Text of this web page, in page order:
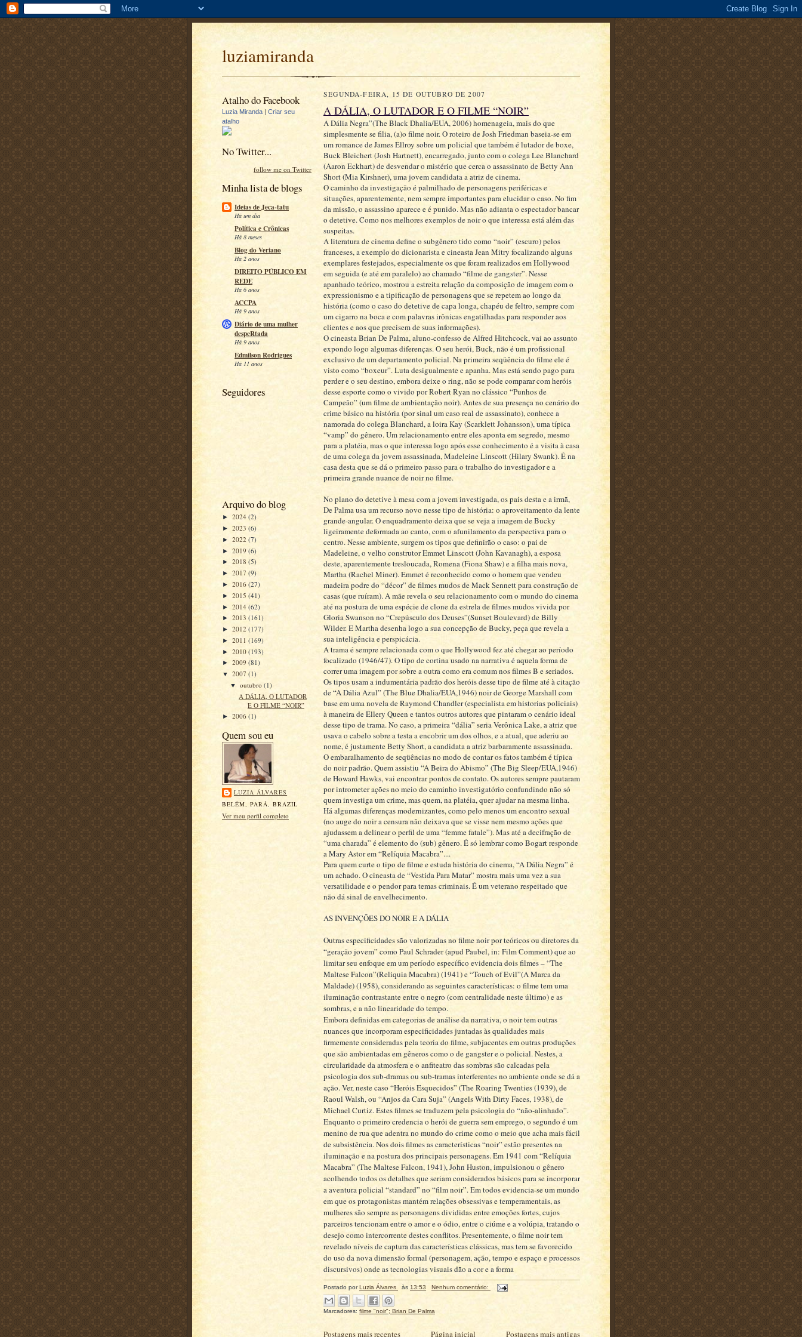
luziamiranda
Atalho do Facebook
Luzia Miranda | Criar seu
atalho
No Twitter...
follow me on Twitter
Minha lista de blogs
Ideias de Jeca-tatu
Há um dia
Política e Crônicas
Há 8 meses
Blog do Veriano
Há 2 anos
DIREITO PÚBLICO EM
REDE
Há 6 anos
ACCPA
Há 9 anos
Diário de uma mulher
despeRtada
Há 9 anos
Edmilson Rodrigues
Há 11 anos
Seguidores
Arquivo do blog
► 2024 (2)
► 2023 (6)
► 2022 (7)
► 2019 (6)
► 2018 (5)
► 2017 (9)
► 2016 (27)
► 2015 (41)
► 2014 (62)
► 2013 (161)
► 2012 (177)
► 2011 (169)
► 2010 (193)
► 2009 (81)
▼ 2007 (1)
▼outubro(1)
A DÁLIA, O LUTADOR
E O FILME “NOIR”
► 2006 (1)
Quem sou eu
LUZIA ÁLVARES
BELÉM, PARÁ, BRAZIL
Ver meu perfil completo
SEGUNDA-FEIRA, 15 DE OUTUBRO DE 2007
A DÁLIA, O LUTADOR E O FILME “NOIR”
A Dália Negra”(The Black Dhalia/EUA, 2006) homenageia, mais do que
simplesmente se filia, (a)o filme noir. O roteiro de Josh Friedman baseia-se em
um romance de James Ellroy sobre um policial que também é lutador de boxe,
Buck Bleichert (Josh Hartnett), encarregado, junto com o colega Lee Blanchard
(Aaron Eckhart) de desvendar o mistério que cerca o assassinato de Betty Ann
Short (Mia Kirshner), uma jovem candidata a atriz de cinema.
O caminho da investigação é palmilhado de personagens periféricas e
situações, aparentemente, nem sempre importantes para elucidar o caso. No fim
da missão, o assassino aparece e é punido. Mas não adianta o espectador bancar
o detetive. Como nos melhores exemplos de noir o que interessa está além das
suspeitas.
A literatura de cinema define o subgênero tido como “noir” (escuro) pelos
franceses, a exemplo do dicionarista e cineasta Jean Mitry focalizando alguns
exemplares festejados, especialmente os que foram realizados em Hollywood
em seguida (e até em paralelo) ao chamado “filme de gangster”. Nesse
apanhado teórico, mostrou a estreita relação da composição de imagem com o
expressionismo e a tipificação de personagens que se repetem ao longo da
história (como o caso do detetive de capa longa, chapéu de feltro, sempre com
um cigarro na boca e com palavras irônicas engatilhadas para responder aos
clientes e aos que precisem de suas informações).
O cineasta Brian De Palma, aluno-confesso de Alfred Hitchcock, vai ao assunto
expondo logo algumas diferenças. O seu herói, Buck, não é um profissional
exclusivo de um departamento policial. Na primeira seqüência do filme ele é
visto como “boxeur”. Luta desigualmente e apanha. Mas está sendo pago para
perder e o seu destino, embora deixe o ring, não se pode comparar com heróis
desse esporte como o vivido por Robert Ryan no clássico “Punhos de
Campeão” (um filme de ambientação noir). Antes de sua presença no cenário do
crime básico na história (por sinal um caso real de assassinato), conhece a
namorada do colega Blanchard, a loira Kay (Scarklett Johansson), uma típica
“vamp” do gênero. Um relacionamento entre eles aponta em segredo, mesmo
para a platéia, mas o que interessa logo após esse conhecimento é a visita à casa
de uma colega da jovem assassinada, Madeleine Linscott (Hilary Swank). É na
casa desta que se dá o primeiro passo para o trabalho do investigador e a
primeira grande nuance de noir no filme.
No plano do detetive à mesa com a jovem investigada, os pais desta e a irmã,
De Palma usa um recurso novo nesse tipo de história: o aproveitamento da lente
grande-angular. O enquadramento deixa que se veja a imagem de Bucky
ligeiramente deformada ao canto, com o afunilamento da perspectiva para o
centro. Nesse ambiente, surgem os tipos que definirão o caso: o pai de
Madeleine, o velho construtor Emmet Linscott (John Kavanagh), a esposa
deste, aparentemente tresloucada, Romena (Fiona Shaw) e a filha mais nova,
Martha (Rachel Miner). Emmet é reconhecido como o homem que vendeu
madeira podre do “décor” de filmes mudos de Mack Sennett para construção de
casas (que ruíram). A mãe revela o seu relacionamento com o mundo do cinema
até na postura de uma espécie de clone da estrela de filmes mudos vivida por
Gloria Swanson no “Crepúsculo dos Deuses”(Sunset Boulevard) de Billy
Wilder. E Martha desenha logo a sua concepção de Bucky, peça que revela a
sua inteligência e perspicácia.
A trama é sempre relacionada com o que Hollywood fez até chegar ao período
focalizado (1946/47). O tipo de cortina usado na narrativa é aquela forma de
correr uma imagem por sobre a outra como era comum nos filmes B e seriados.
Os tipos usam a indumentária padrão dos heróis desse tipo de filme até à citação
de “A Dália Azul” (The Blue Dhalia/EUA,1946) noir de George Marshall com
base em uma novela de Raymond Chandler (especialista em historias policiais)
à maneira de Ellery Queen e tantos outros autores que pintaram o cenário ideal
desse tipo de trama. No caso, a primeira “dália” seria Verônica Lake, a atriz que
usava o cabelo sobre a testa a encobrir um dos olhos, e a atual, que aderiu ao
nome, é justamente Betty Short, a candidata a atriz barbaramente assassinada.
O embaralhamento de seqüências no modo de contar os fatos também é típica
do noir padrão. Quem assistiu “A Beira do Abismo” (The Big Sleep/EUA,1946)
de Howard Hawks, vai encontrar pontos de contato. Os autores sempre pautaram
por intrometer ações no meio do caminho investigatório confundindo não só
quem investiga um crime, mas quem, na platéia, quer ajudar na mesma linha.
Há algumas diferenças modernizantes, como pelo menos um encontro sexual
(no auge do noir a censura não deixava que se visse nem mesmo ações que
ajudassem a delinear o perfil de uma “femme fatale”). Mas até a decifração de
“uma charada” é elemento do (sub) gênero. É só lembrar como Bogart responde
a Mary Astor em “Relíquia Macabra”....
Para quem curte o tipo de filme e estuda história do cinema, “A Dália Negra” é
um achado. O cineasta de “Vestida Para Matar” mostra mais uma vez a sua
versatilidade e o pendor para temas criminais. É um veterano respeitado que
não dá sinal de envelhecimento.
AS INVENÇÕES DO NOIR E A DÁLIA
Outras especificidades são valorizadas no filme noir por teóricos ou diretores da
“geração jovem” como Paul Schrader (apud Paubel, in: Film Comment) que ao
limitar seu enfoque em um período específico evidencia dois filmes – “The
Maltese Falcon”(Reliquia Macabra) (1941) e “Touch of Evil”(A Marca da
Maldade) (1958), considerando as seguintes características: o filme tem uma
iluminação contrastante entre o negro (com centralidade neste último) e as
sombras, e a não linearidade do tempo.
Embora definidas em categorias de análise da narrativa, o noir tem outras
nuances que incorporam especificidades juntadas às qualidades mais
firmemente consideradas pela teoria do filme, subjacentes em outras produções
que são ambientadas em gêneros como o de gangster e o policial. Nestes, a
circularidade da atmosfera e o anfiteatro das sombras são calcadas pela
psicologia dos sub-dramas ou sub-tramas interferentes no ambiente onde se dá a
ação. Ver, neste caso “Heróis Esquecidos” (The Roaring Twenties (1939), de
Raoul Walsh, ou “Anjos da Cara Suja” (Angels With Dirty Faces, 1938), de
Michael Curtiz. Estes filmes se traduzem pela psicologia do “não-alinhado”.
Enquanto o primeiro credencia o herói de guerra sem emprego, o segundo é um
menino de rua que adentra no mundo do crime como o meio que acha mais fácil
de subsistência. Nos dois filmes as características “noir” estão presentes na
iluminação e na postura dos principais personagens. Em 1941 com “Relíquia
Macabra” (The Maltese Falcon, 1941), John Huston, impulsionou o gênero
acolhendo todos os detalhes que seriam considerados básicos para se incorporar
a aventura policial “standard” no “film noir”. Em todos evidencia-se um mundo
em que os protagonistas mantém relações obsessivas e temperamentais, as
mulheres são sempre as personagens divididas entre emoções fortes, cujos
parceiros tencionam entre o amor e o ódio, entre o ciúme e a volúpia, tratando o
desejo como intercorrente destes conflitos. Presentemente, o filme noir tem
revelado níveis de captura das características clássicas, mas tem se favorecido
do uso da nova dimensão formal (personagem, ação, tempo e espaço e processos
discursivos) onde as tecnologias visuais dão a cor e a forma
Postado porLuzia Álvares às 13:53 Nenhum comentário:
Marcadores: filme "noir"; Brian De Palma
Postagens mais recentes Postagens mais antigas
Página inicial